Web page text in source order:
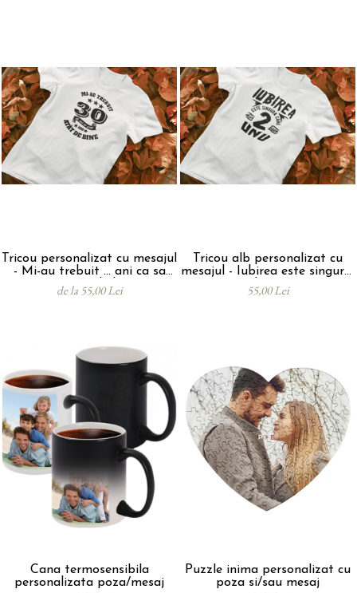
Tricou personalizat cu mesajul
- Mi-au trebuit ... ani ca sa
arat asa de bine
de la 55,00 Lei
Tricou alb personalizat cu
mesajul - Iubirea este singurul
lucru
55,00 Lei
Cana termosensibila
personalizata poza/mesaj
Puzzle inima personalizat cu
poza si/sau mesaj